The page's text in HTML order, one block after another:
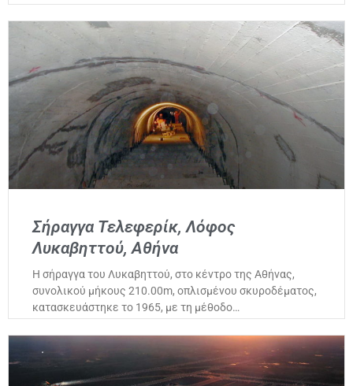
Σήραγγα Τελεφερίκ, Λόφος
Λυκαβηττού, Αθήνα
Η σήραγγα του Λυκαβηττού, στο κέντρο της Αθήνας,
συνολικού μήκους 210.00m, οπλισμένου σκυροδέματος,
κατασκευάστηκε το 1965, με τη μέθοδο…